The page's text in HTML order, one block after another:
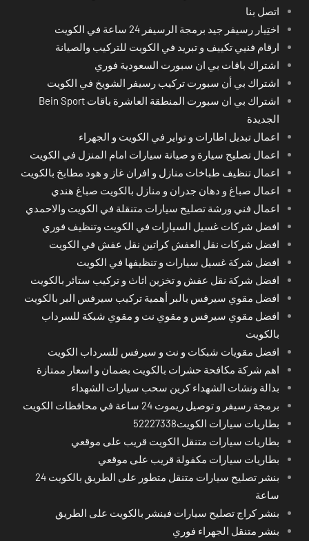
اتصل بنا
اختِيار رسيفر جيد برمجة الرسيفر 24 ساعة في الكويت
ارقام فنيي تكييف و تبريد في الكويت للتركيب والصيانة
اشتراك باقات بي ان سبورت السعودية فوري
اشتراك بي أن سبورت تركيب رسيفر الشويخ في الكويت
اشتراك بي ان سبورت المنطقة العاشرة باقات Bein Sport
الجديدة
اعمال تبديل اطارات و تواير في الكويت و الجهراء
اعمال تصليح سيارة و صيانة سيارات امام المنزل في الكويت
اعمال تنظيف طباخات منازل و افران غاز و هود مطابخ بالكويت
اعمال صباغ و دهان جدران و منازل بالكويت صباغ هندي
اعمال فني ورشة تصليح سيارات متنقلة في الكويت والاحمدي
افضل شركات غسيل السيارات في الكويت وتنظيف فوري
افضل شركات نقل العفش كراتين نقل عفش في الكويت
افضل شركة غسيل سيارات و تنظيفها في الكويت
افضل شركة نقل عفش و تخزين اثاث و تركيب ستائر بالكويت
افضل مقوي سيرفس بالبر أهمية تركيب سيرفس البر بالكويت
افضل مقوي سيرفس و مقوي نت و مقوي شبكة للسرداب
بالكويت
افضل مقويات شبكات و نت و سيرفس للسرداب الكويت
اهم شركة مكافحة حشرات بالكويت بضمان و اسعار ممتازة
بدالة ونشات الشهداء كرين سحب سيارات الشهداء
برمجة رسيفر و توصيل ريموت 24 ساعة في محافظات الكويت
بطاريات سيارات الكويت52227338
بطاريات سيارات متنقل الكويت قريب على موقعي
بطاريات سيارات مكفولة قريب على موقعي
بنشر تصليح سيارات متنقل متطور على الطريق بالكويت 24
ساعة
بنشر كراج تصليح سيارات فينشر بالكويت على الطريق
بنشر متنقل الجهراء فوري